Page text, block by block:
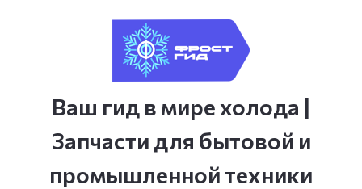
Ваш гид в мире холода |
Запчасти для бытовой и
промышленной техники